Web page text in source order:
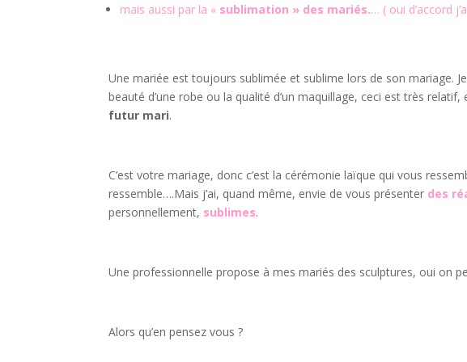
mais aussi par la « sublimation » des mariés.… ( oui d’accord
Une mariée est toujours sublimée et sublime lors de son mariage.
beauté d’une robe ou la qualité d’un maquillage, ceci est très relatif,
futur mari.
C’est votre mariage, donc c’est la cérémonie laïque qui vous
ressemble….Mais j’ai, quand même, envie de vous présenter des
personnellement, sublimes.
Une professionnelle propose à mes mariés des sculptures, oui on
Alors qu’en pensez vous ?